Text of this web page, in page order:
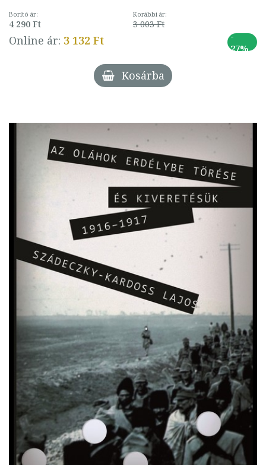
Borító ár:
4 290 Ft
Korábbi ár:
3 003 Ft
Online ár: 3 132 Ft
-
27%
Kosárba